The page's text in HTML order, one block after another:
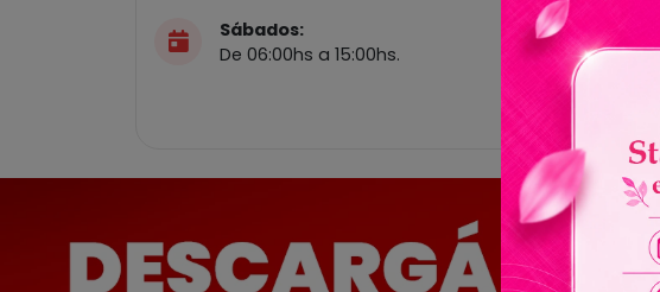
Sábados:
De 06:00hs a 15:00hs.